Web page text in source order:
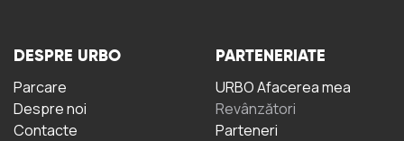
DESPRE URBO
Parcare
Despre noi
Contacte
PARTENERIATE
URBO Afacerea mea
Revânzători
Parteneri